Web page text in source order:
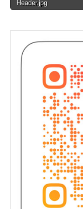
navigation
Header.jpg